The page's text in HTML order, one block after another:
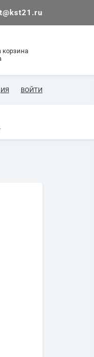
корзина
ВОЙТИ